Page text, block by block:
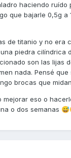
haciendo ruído
que bajarle 0,5g a
de titanio y no era
piedra cilíndrica
son las lijas
nada. Pensé que
brocas que
mejorar eso o
o dos semanas 😅